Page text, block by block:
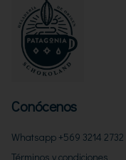
Conócenos
Whatsapp +569 3214 2732
Términos y condiciones